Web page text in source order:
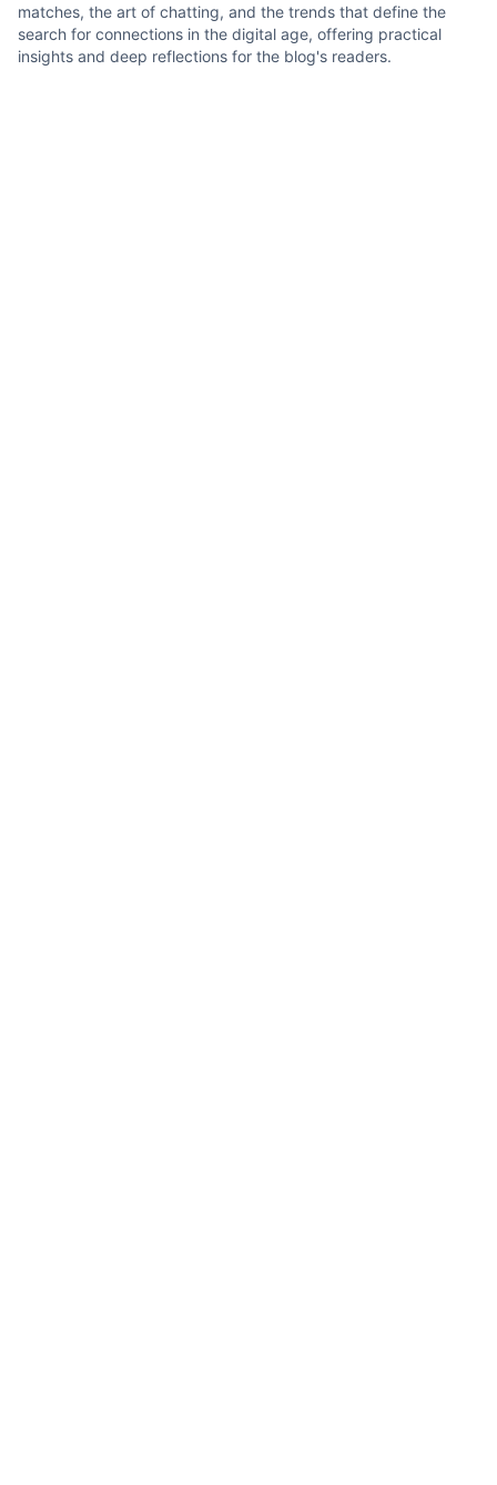
matches, the art of chatting, and the trends that define the
search for connections in the digital age, offering practical
insights and deep reflections for the blog's readers.